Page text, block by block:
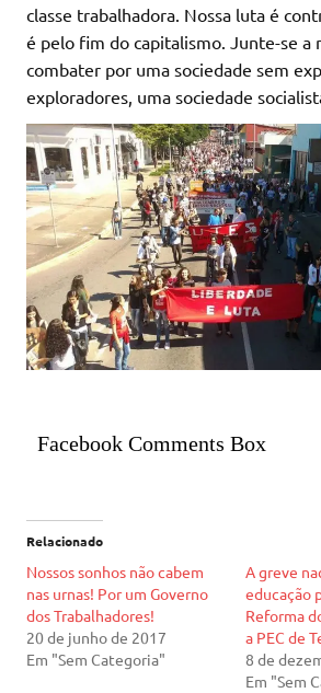
classe trabalhadora. Nossa luta é
é pelo fim do capitalismo. Junte-se a
combater por uma sociedade sem
exploradores, uma sociedade
Facebook Comments Box
Relacionado
Nossos sonhos não cabem
nas urnas! Por um Governo
dos Trabalhadores!
20 de junho de 2017
Em "Sem Categoria"
A greve
educação
Reforma
a PEC de
8 de
Em "Sem